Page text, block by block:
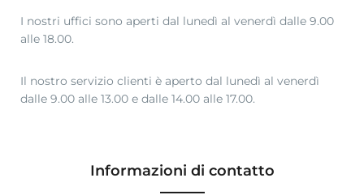
I nostri uffici sono aperti dal lunedì al venerdì dalle 9.00
alle 18.00.
Il nostro servizio clienti è aperto dal lunedì al venerdì
dalle 9.00 alle 13.00 e dalle 14.00 alle 17.00.
Informazioni di contatto